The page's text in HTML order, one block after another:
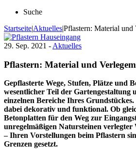
Suche
Startseite|Aktuelles|Pflastern: Material und
29. Sep. 2021 - Aktuelles
Pflastern: Material und
Gepflasterte Wege, Stufen, Plätze und
wesentlicher Teil der Gartengestaltung
einzelnen Bereiche Ihres
dabei dekorativ und funktional. Ob
Betonplatten für den Weg zur
unregelmäßigen Natursteinen verlegter
– Ihren Vorstellungen beim Pflastern
Grenzen gesetzt.